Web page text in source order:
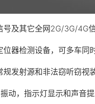
号及其它全网2G/3G/4G
位器检测设备，可多车同
规发射源和非法窃听窃视
动，指示灯显示和声音